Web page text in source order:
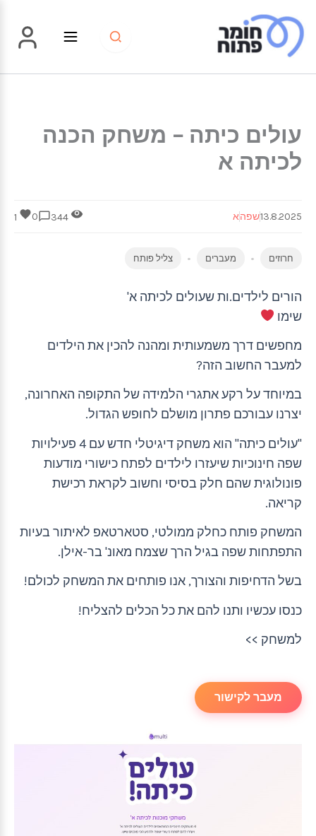
לתוכן
עולים כיתה – משחק הכנה
לכיתה א
13.8.2025שפהא 0
חרוזים מעברים צליל פותח
הורים לילדים.ות שעולים לכיתה א'
שימו
מחפשים דרך משמעותית ומהנה להכין את הילדים
למעבר החשוב הזה?
במיוחד על רקע אתגרי הלמידה של התקופה האחרונה,
יצרנו עבורכם פתרון מושלם לחופש הגדול.
"עולים כיתה" הוא משחק דיגיטלי חדש עם 4 פעילויות
שפה חינוכיות שיעזרו לילדים לפתח כישורי מודעות
פונולוגית שהם חלק בסיסי וחשוב לקראת רכישת
קריאה.
המשחק פותח כחלק ממולטי, סטארטאפ לאיתור בעיות
התפתחות שפה בגיל הרך שצמח מאונ' בר-אילן.
בשל הדחיפות והצורך, אנו פותחים את המשחק לכולם!
כנסו עכשיו ותנו להם את כל הכלים להצליח!
למשחק >>
מעבר לקישור